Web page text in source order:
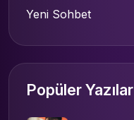
Yeni Sohbet
Popüler Yazılar